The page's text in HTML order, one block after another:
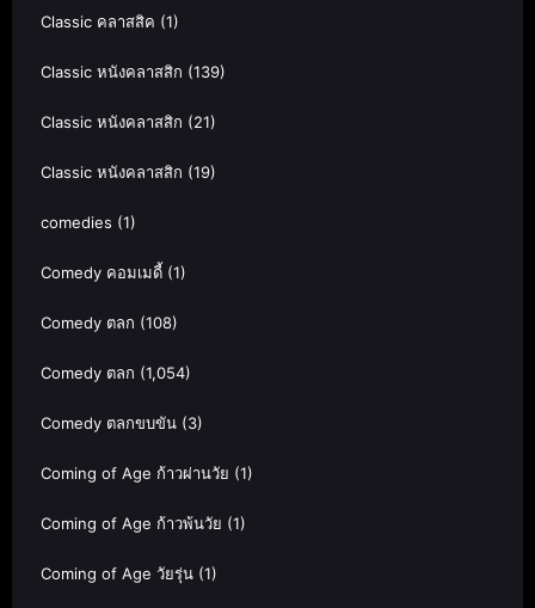
Classic คลาสสิค (1)
Classic หนังคลาสสิก (139)
Classic หนังคลาสสิก (21)
Classic หนังคลาสสิก (19)
comedies (1)
Comedy คอมเมดี้ (1)
Comedy ตลก (108)
Comedy ตลก (1,054)
Comedy ตลกขบขัน (3)
Coming of Age ก้าวผ่านวัย (1)
Coming of Age ก้าวพ้นวัย (1)
Coming of Age วัยรุ่น (1)